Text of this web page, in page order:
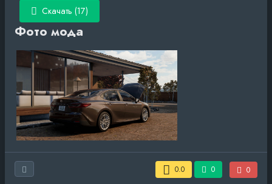
Скачать (17)
Фото мода
0.0 0 0